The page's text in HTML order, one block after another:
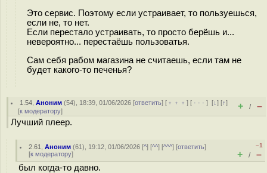
Это сервис. Поэтому если устраивает, то пользуешься,
если не, то нет.
Если перестало устраивать, то просто берёшь и...
невероятно... перестаёшь пользоватья.
Сам себя рабом магазина не считаешь, если там не
будет какого-то печенья?
1.54 ,Аноним (54), 18:39, 01/06/2026 [ответить] [ ﹢﹢﹢] [ · · ·][↓] [↑]
[к модератору] + / –
Лучший плеер.
2.61 ,Аноним (61), 19:12, 01/06/2026 [^] [^^] [^^^] [ответить]
[к модератору]
–1
+ / –
был когда-то давно.